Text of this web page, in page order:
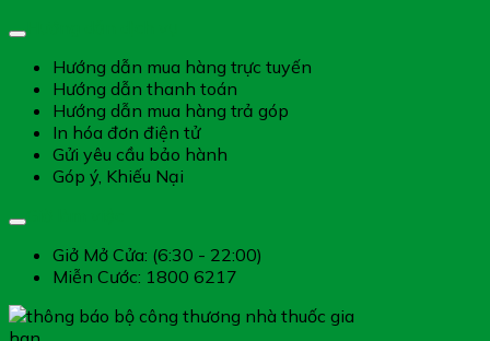
Hướng dẫn mua hàng trực tuyến
Hướng dẫn thanh toán
Hướng dẫn mua hàng trả góp
In hóa đơn điện tử
Gửi yêu cầu bảo hành
Góp ý, Khiếu Nại
Giở Mở Cửa: (6:30 - 22:00)
Miễn Cước: 1800 6217